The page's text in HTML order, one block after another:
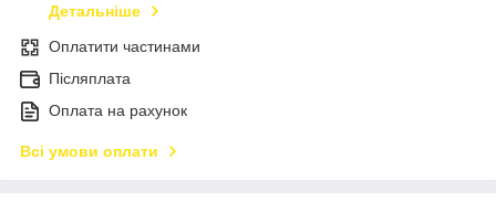
Детальніше
Оплатити частинами
Післяплата
Оплата на рахунок
Всі умови оплати